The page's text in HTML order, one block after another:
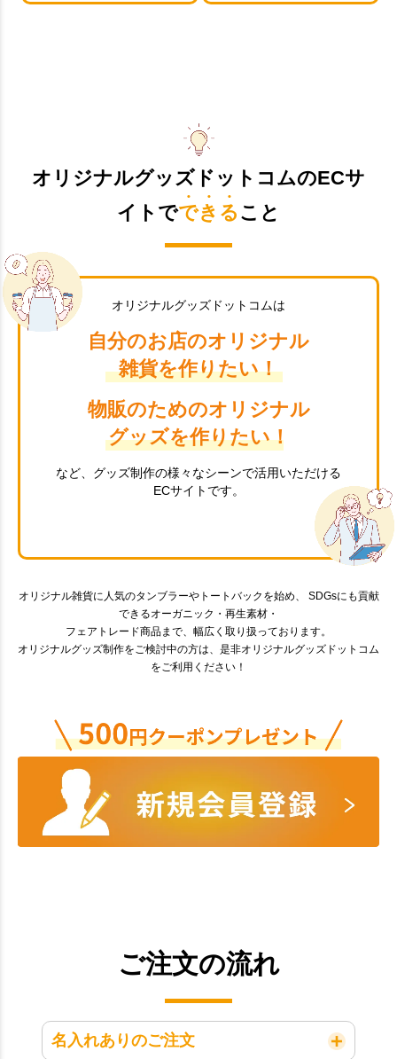
オリジナルグッズドットコムのECサ
イトでできる こと
オリジナルグッズドットコムは
自分のお店のオリジナル
雑貨を作りたい！
物販のためのオリジナル
グッズを作りたい！
など、グッズ制作の様々なシーンで活用いただける
ECサイトです。
オリジナル雑貨に人気のタンブラーやトートバックを始め、 SDGsにも貢献
できるオーガニック・再生素材・
フェアトレード商品まで、幅広く取り扱っております。
オリジナルグッズ制作をご検討中の方は、是非オリジナルグッズドットコム
をご利用ください！
ご注文の流れ
名入れありのご注文